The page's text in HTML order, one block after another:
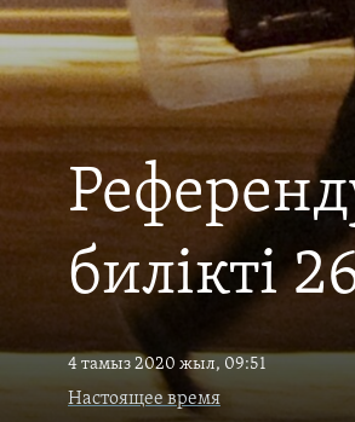
билікті
4 тамыз 2020 жыл, 09:51
Настоящее время